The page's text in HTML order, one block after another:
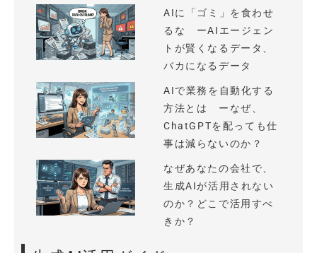
AIに「ゴミ」を食わせ
るな ーAIエージェン
トが賢くなるデータ、
バカになるデータ
AIで業務を自動化する
方法とは ーなぜ、
ChatGPTを配っても仕
事は減らないのか？
なぜあなたの会社で、
生成AIが活用されない
のか？どこで活用すべ
きか？